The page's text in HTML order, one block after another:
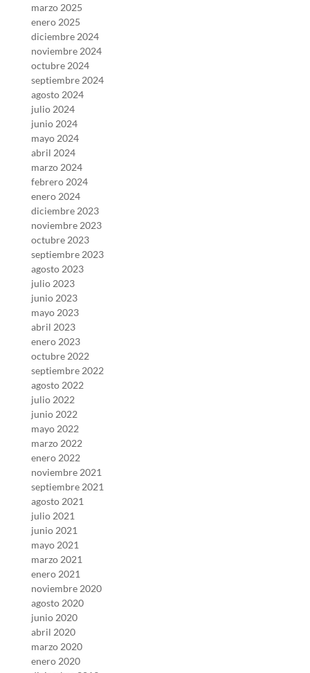
marzo 2025
enero 2025
diciembre 2024
noviembre 2024
octubre 2024
septiembre 2024
agosto 2024
julio 2024
junio 2024
mayo 2024
abril 2024
marzo 2024
febrero 2024
enero 2024
diciembre 2023
noviembre 2023
octubre 2023
septiembre 2023
agosto 2023
julio 2023
junio 2023
mayo 2023
abril 2023
enero 2023
octubre 2022
septiembre 2022
agosto 2022
julio 2022
junio 2022
mayo 2022
marzo 2022
enero 2022
noviembre 2021
septiembre 2021
agosto 2021
julio 2021
junio 2021
mayo 2021
marzo 2021
enero 2021
noviembre 2020
agosto 2020
junio 2020
abril 2020
marzo 2020
enero 2020